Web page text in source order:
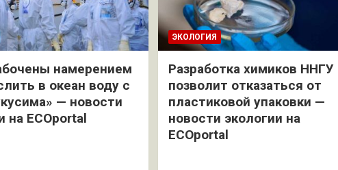
намерением
в океан воду с
— новости
на ECOportal
ЭКОЛОГИЯ
Разработка химиков ННГУ
позволит отказаться от
пластиковой упаковки —
новости экологии на
ECOportal